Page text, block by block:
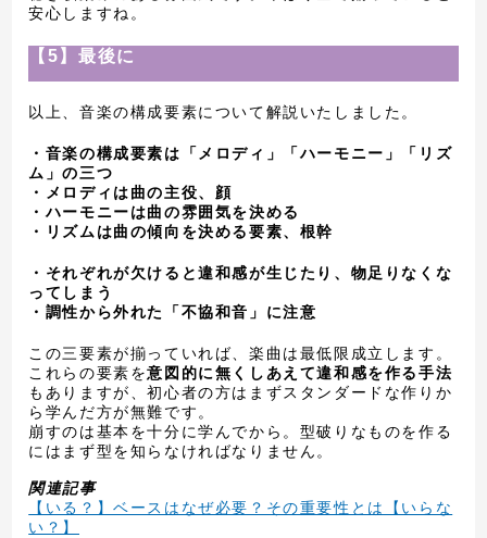
安心しますね。
【5】最後に
以上、音楽の構成要素について解説いたしました。
・音楽の構成要素は「メロディ」「ハーモニー」「リズ
ム」の三つ
・メロディは曲の主役、顔
・ハーモニーは曲の雰囲気を決める
・リズムは曲の傾向を決める要素、根幹
・それぞれが欠けると違和感が生じたり、物足りなくな
ってしまう
・調性から外れた「不協和音」に注意
この三要素が揃っていれば、楽曲は最低限成立します。
これらの要素を意図的に無くしあえて違和感を作る手法
もありますが、初心者の方はまずスタンダードな作りか
ら学んだ方が無難です。
崩すのは基本を十分に学んでから。型破りなものを作る
にはまず型を知らなければなりません。
関連記事
【いる？】ベースはなぜ必要？その重要性とは【いらな
い？】